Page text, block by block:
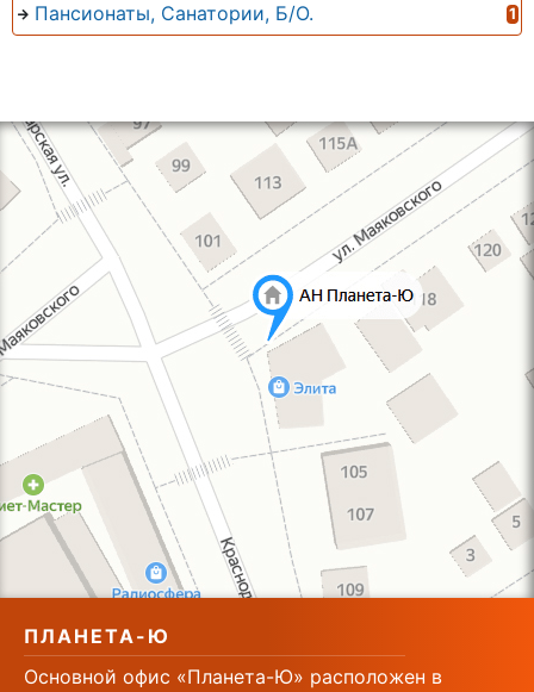
Пансионаты, Санатории, Б/О. 1
ПЛАНЕТА-Ю
Основной офис «Планета-Ю» расположен в